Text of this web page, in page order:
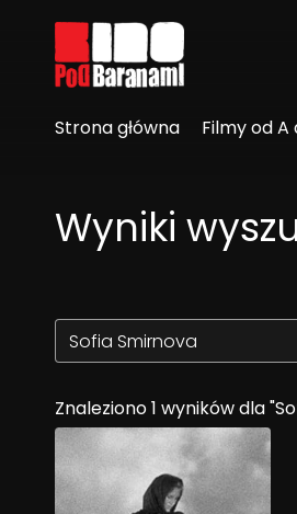
Linki ułatwień
Strona główna Filmy od A
Wyniki
Znaleziono 1 wyników dla